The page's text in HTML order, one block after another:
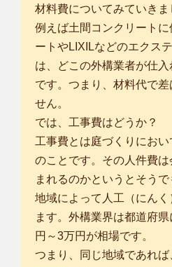
材料費についてみていきま
例えば土間コンクリートに
ートやLIXILなどのエクス
は、どこの外構業者が仕
です。つまり、材料代で
せん。
では、工事費はどうか？
工事費とは庭づくりにおい
のことです。その人件費
まれるのかというとそうで
地域によって人工（にん
ます。外構業界は都道府
円～3万円が相場です。
つまり、同じ地域であれば